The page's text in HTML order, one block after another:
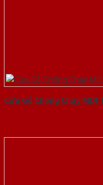
Cửa Gỗ Chống Cháy